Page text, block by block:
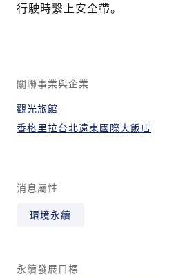
行駛時繫上安全帶。
關聯事業與企業
觀光旅館
香格里拉台北遠東國際大飯店
消息屬性
環境永續
永續發展目標